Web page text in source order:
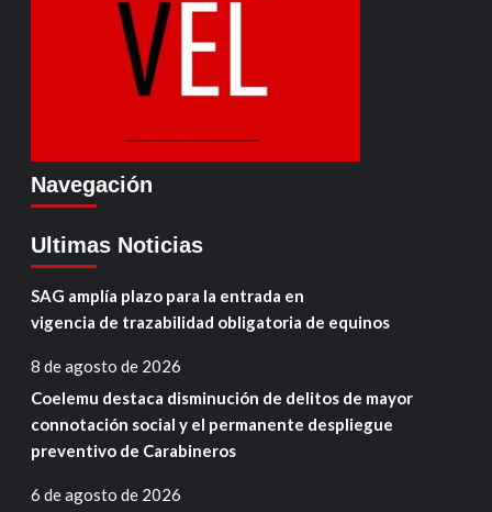
Navegación
Ultimas Noticias
SAG amplía plazo para la entrada en
vigencia de trazabilidad obligatoria de equinos
8 de agosto de 2026
Coelemu destaca disminución de delitos de mayor
connotación social y el permanente despliegue
preventivo de Carabineros
6 de agosto de 2026